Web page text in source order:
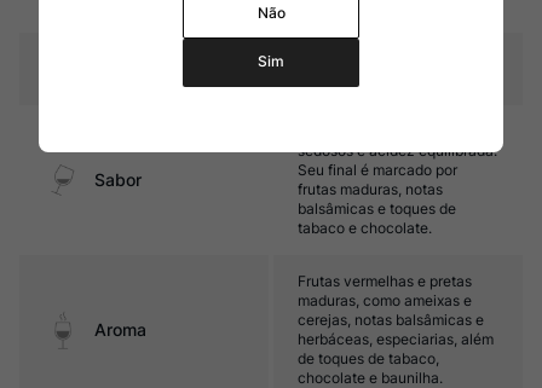
Sabor
sedosos e acidez equilibrada.
Seu final é marcado por
frutas maduras, notas
balsâmicas e toques de
tabaco e chocolate.
Aroma
Frutas vermelhas e pretas
maduras, como ameixas e
cerejas, notas balsâmicas e
herbáceas, especiarias, além
de toques de tabaco,
chocolate e baunilha.
Não
Sim